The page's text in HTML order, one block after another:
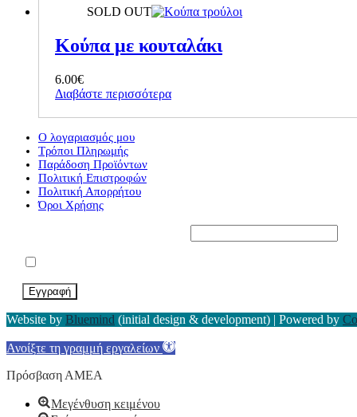
SOLD OUT
Κούπα με κουταλάκι
6.00€
Διαβάστε περισσότερα
Ο λογαριασμός μου
Τρόποι Πληρωμής
Παράδοση Προϊόντων
Πολιτική Επιστροφών
Πολιτική Απορρήτου
Όροι Χρήσης
Website by Bluemind (initial design & development) | Powered by
Ανοίξτε τη γραμμή εργαλείων
Πρόσβαση ΑΜΕΑ
Μεγένθυση κειμένου